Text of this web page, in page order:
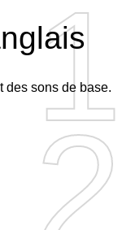
1
1
des sons de base.
2
2